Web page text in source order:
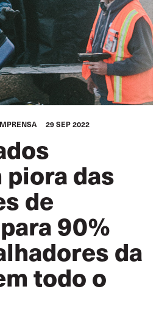
29 SEP 2022
das
de
90%
da
todo o